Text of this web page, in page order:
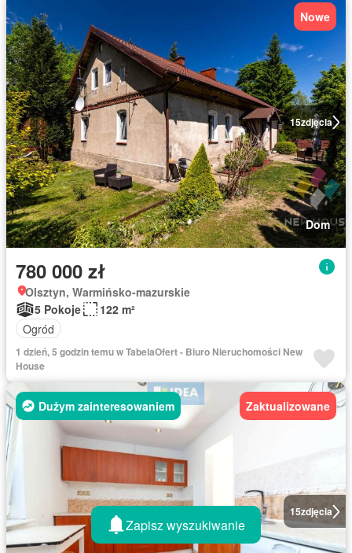
15zdjęcia
Nowe
Dom
780 000 zł
Olsztyn, Warmińsko-mazurskie
5 Pokoje
122 m²
Ogród
1 dzień, 5 godzin temu w TabelaOfert - Biuro Nieruchomości New
House
15zdjęcia
Dużym zainteresowaniem Zaktualizowane
Zapisz wyszukiwanie